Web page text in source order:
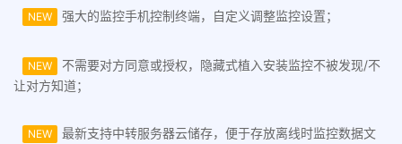
NEW 强大的监控手机控制终端，自定义调整监控设置；
NEW
不需要对方同意或授权，隐藏式植入安装监控不被发现/不
让对方知道；
NEW
最新支持中转服务器云储存，便于存放离线时监控数据文